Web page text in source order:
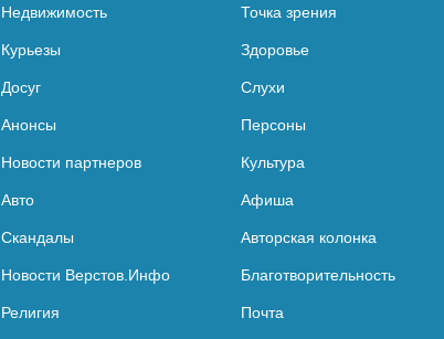
Недвижимость Точка зрения
Курьезы Здоровье
Досуг Слухи
Анонсы Персоны
Новости партнеров Культура
Авто Афиша
Скандалы Авторская колонка
Новости Верстов.Инфо Благотворительность
Религия Почта